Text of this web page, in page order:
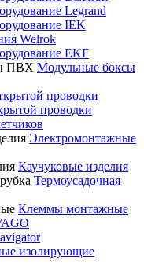
Legrand
IEK
Welrok
EKF
Модульные боксы
проводки
проводки
Электромонтажные
Каучуковые изделия
Термоусадочная
Клеммы монтажные
изолирующие